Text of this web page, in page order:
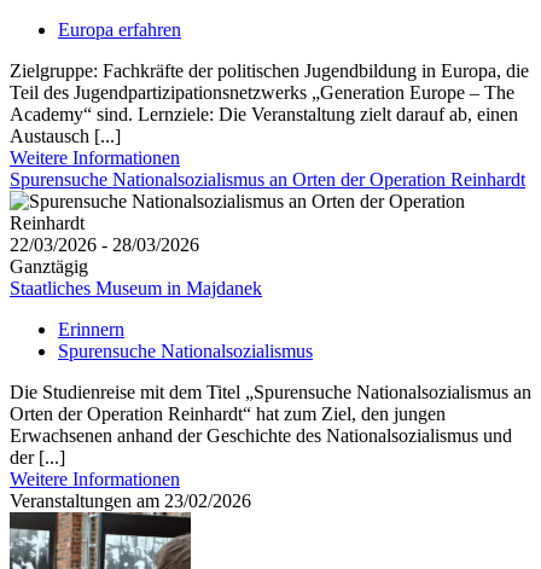
Europa erfahren
Zielgruppe: Fachkräfte der politischen Jugendbildung in Europa, die
Teil des Jugendpartizipationsnetzwerks „Generation Europe – The
Academy“ sind. Lernziele: Die Veranstaltung zielt darauf ab, einen
Austausch [...]
Weitere Informationen
Spurensuche Nationalsozialismus an Orten der Operation Reinhardt
22/03/2026 - 28/03/2026
Ganztägig
Staatliches Museum in Majdanek
Erinnern
Spurensuche Nationalsozialismus
Die Studienreise mit dem Titel „Spurensuche Nationalsozialismus an
Orten der Operation Reinhardt“ hat zum Ziel, den jungen
Erwachsenen anhand der Geschichte des Nationalsozialismus und
der [...]
Weitere Informationen
Veranstaltungen am 23/02/2026